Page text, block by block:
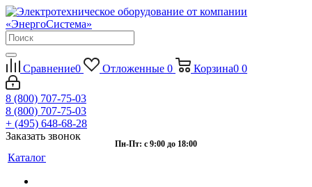
Сравнение0 Отложенные 0 Корзина0 0
8 (800) 707-75-03
8 (800) 707-75-03
+ (495) 648-68-28
Заказать звонок
Пн-Пт: с 9:00 до 18:00
Каталог